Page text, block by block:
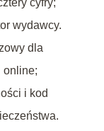
wydawcy.
dla
online;
i kod